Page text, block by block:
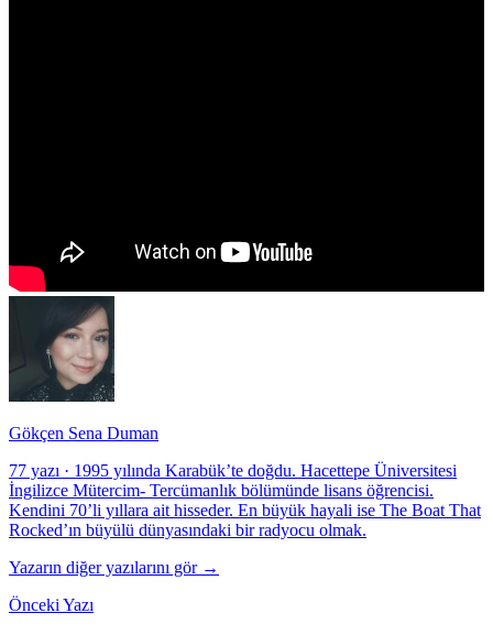
Gökçen Sena Duman
77 yazı · 1995 yılında Karabük’te doğdu. Hacettepe Üniversitesi
İngilizce Mütercim- Tercümanlık bölümünde lisans öğrencisi.
Kendini 70’li yıllara ait hisseder. En büyük hayali ise The Boat That
Rocked’ın büyülü dünyasındaki bir radyocu olmak.
Yazarın diğer yazılarını gör →
Önceki Yazı